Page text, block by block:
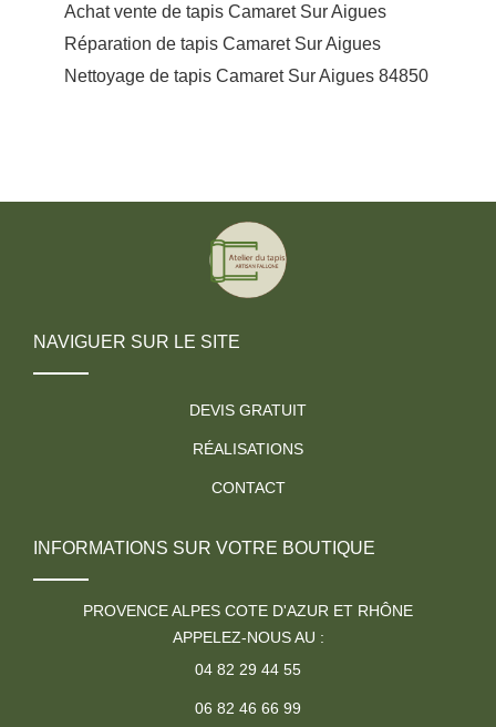
Achat vente de tapis Camaret Sur Aigues
Réparation de tapis Camaret Sur Aigues
Nettoyage de tapis Camaret Sur Aigues 84850
NAVIGUER SUR LE SITE
DEVIS GRATUIT
RÉALISATIONS
CONTACT
INFORMATIONS SUR VOTRE BOUTIQUE
PROVENCE ALPES COTE D'AZUR ET RHÔNE
APPELEZ-NOUS AU :
04 82 29 44 55
06 82 46 66 99